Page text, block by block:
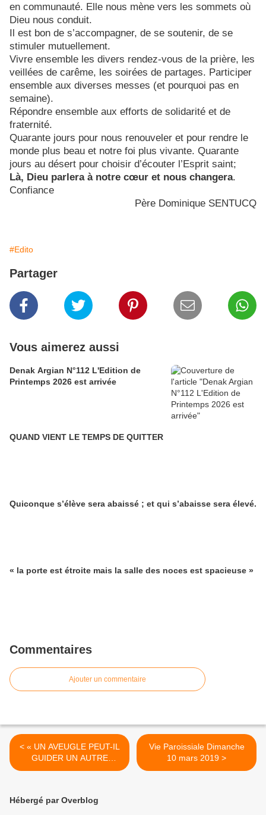
en communauté. Elle nous mène vers les sommets où
Dieu nous conduit.
Il est bon de s’accompagner, de se soutenir, de se
stimuler mutuellement.
Vivre ensemble les divers rendez-vous de la prière, les
veillées de carême, les soirées de partages. Participer
ensemble aux diverses messes (et pourquoi pas en
semaine).
Répondre ensemble aux efforts de solidarité et de
fraternité.
Quarante jours pour nous renouveler et pour rendre le
monde plus beau et notre foi plus vivante. Quarante
jours au désert pour choisir d’écouter l’Esprit saint;
Là, Dieu parlera à notre cœur et nous changera.
Confiance
Père Dominique SENTUCQ
#Edito
Partager
Vous aimerez aussi
Denak Argian N°112 L'Edition de
Printemps 2026 est arrivée
QUAND VIENT LE TEMPS DE QUITTER
Quiconque s’élève sera abaissé ; et qui s’abaisse sera élevé.
« la porte est étroite mais la salle des noces est spacieuse »
Commentaires
Ajouter un commentaire
< « UN AVEUGLE PEUT-IL
GUIDER UN AUTRE
AVEUGLE ? »
Vie Paroissiale Dimanche
10 mars 2019 >
Hébergé par Overblog